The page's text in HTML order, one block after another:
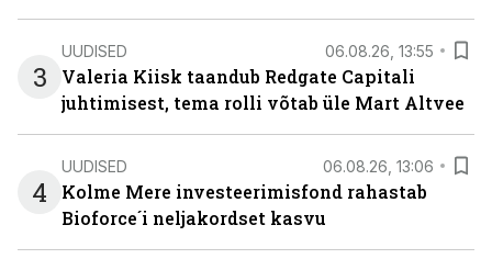
3
UUDISED 06.08.26, 13:55
Valeria Kiisk taandub Redgate Capitali
juhtimisest, tema rolli võtab üle Mart Altvee
4
UUDISED 06.08.26, 13:06
Kolme Mere investeerimisfond rahastab
Bioforce´i neljakordset kasvu